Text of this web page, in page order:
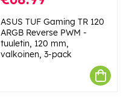
ASUS TUF Gaming TR 120
ARGB Reverse PWM -
tuuletin, 120 mm,
valkoinen, 3-pack